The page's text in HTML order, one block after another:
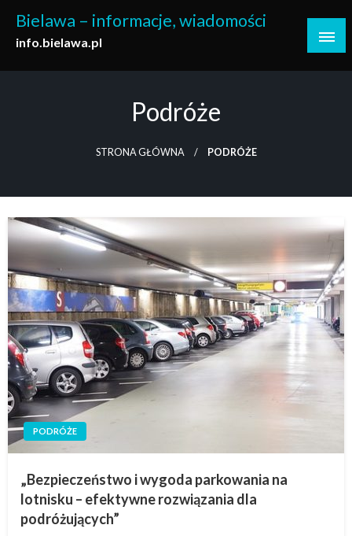
content
Bielawa – informacje, wiadomości
info.bielawa.pl
Podróże
STRONA GŁÓWNA PODRÓŻE
PODRÓŻE
„Bezpieczeństwo i wygoda parkowania na
lotnisku – efektywne rozwiązania dla
podróżujących”